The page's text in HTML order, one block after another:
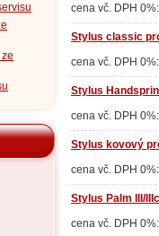
cena vč. DPH 0%:
Stylus classic
cena vč. DPH 0%:
Stylus
cena vč. DPH 0%:
Stylus kovový
cena vč. DPH 0%:
Stylus Palm III/IIIc
cena vč. DPH 0%: